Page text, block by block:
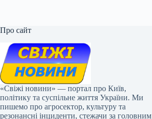
Про сайт
«Свіжі новини» — портал про Київ,
політику та суспільне життя України. Ми
пишемо про агросектор, культуру та
резонансні інциденти, стежачи за головним